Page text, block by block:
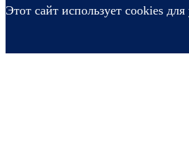
Этот сайт использует cookies